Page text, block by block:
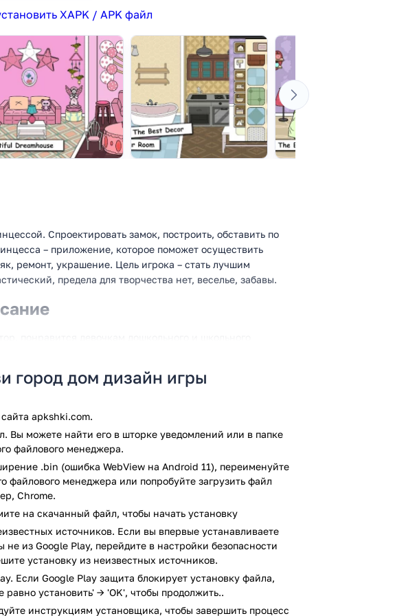
XAPK / APK файл
Спроектировать замок, построить, обставить по
– приложение, которое поможет осуществить
ремонт, украшение. Цель игрока – стать лучшим
предела для творчества нет, веселье, забавы.
свое усмотрение, много аксессуаров, мебели, других
обои, декорации и многое другое. Поделиться
друзьями через социальные сети.
строительства. Сначала цветов немного,
игровых способностей, прохождения уровней.
задания за которые даются бонусы, игровая валюта.
на сотовый телефон на операционной системе Андроид.
6-10 лет. Помогает в развитии фантазии,
город дом дизайн игры
apkshki.com.
Вы можете найти его в шторке уведомлений или в папке
файлового менеджера.
.bin (ошибка WebView на Android 11), переименуйте
файлового менеджера или попробуйте загрузить файл
Chrome.
на скачанный файл, чтобы начать установку
источников. Если вы впервые устанавливаете
не из Google Play, перейдите в настройки безопасности
установку из неизвестных источников.
Если Google Play защита блокирует установку файла,
установить' → 'OK', чтобы продолжить..
инструкциям установщика, чтобы завершить процесс